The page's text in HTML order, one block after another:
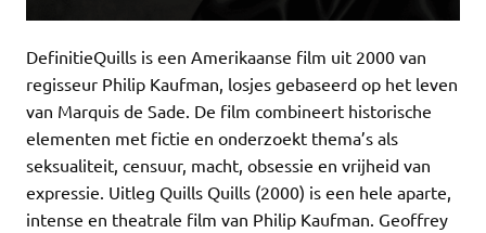
DefinitieQuills is een Amerikaanse film uit 2000 van
regisseur Philip Kaufman, losjes gebaseerd op het leven
van Marquis de Sade. De film combineert historische
elementen met fictie en onderzoekt thema’s als
seksualiteit, censuur, macht, obsessie en vrijheid van
expressie. Uitleg Quills Quills (2000) is een hele aparte,
intense en theatrale film van Philip Kaufman. Geoffrey